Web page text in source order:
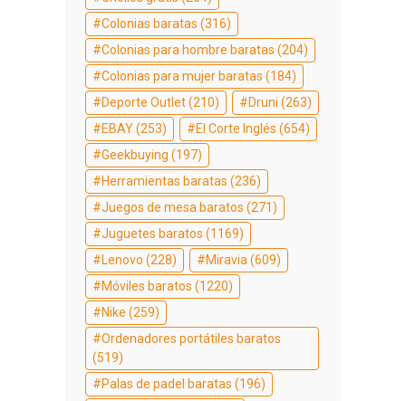
Colonias baratas (316)
Colonias para hombre baratas (204)
Colonias para mujer baratas (184)
Deporte Outlet(210) Druni (263)
EBAY(253) El Corte Inglés (654)
Geekbuying (197)
Herramientas baratas (236)
Juegos de mesa baratos (271)
Juguetes baratos (1169)
Lenovo (228) Miravia (609)
Móviles baratos (1220)
Nike (259)
Ordenadores portátiles baratos
(519)
Palas de padel baratas (196)